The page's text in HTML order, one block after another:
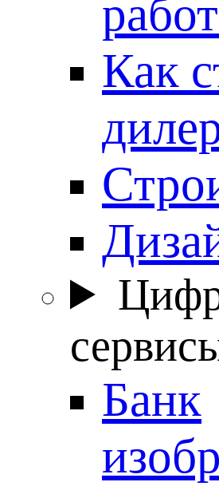
Как
Банк